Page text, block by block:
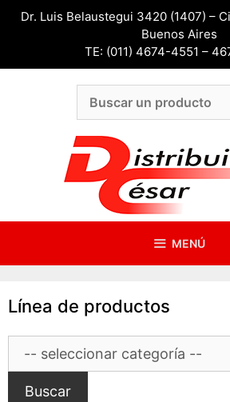
SaltarDr. Luis Belaustegui 3420 (1407) –
Buenos Aires
TE: (011) 4674-4551 –
MENÚ
Línea de productos
Buscar